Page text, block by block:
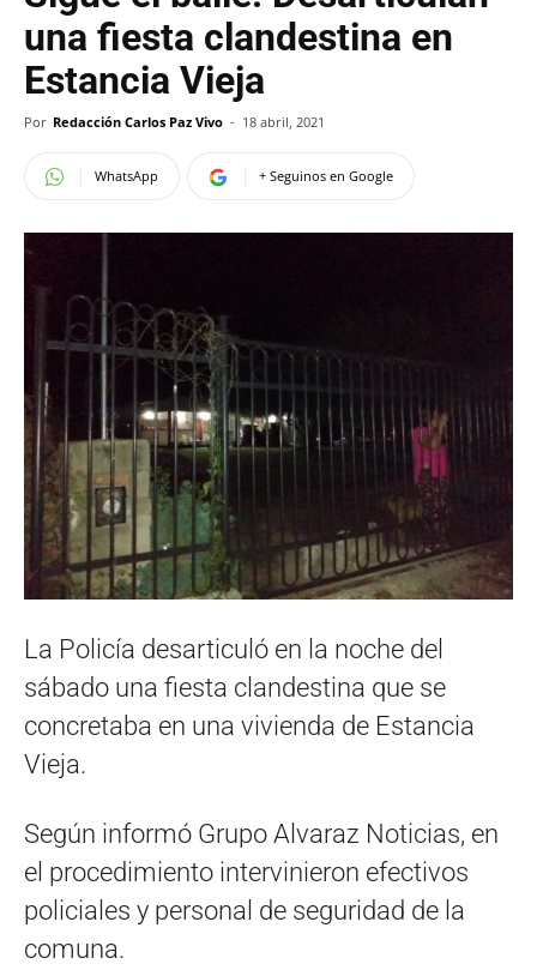
una fiesta clandestina en
Estancia Vieja
Por Redacción Carlos Paz Vivo - 18 abril, 2021
WhatsApp + Seguinos en Google
La Policía desarticuló en la noche del
sábado una fiesta clandestina que se
concretaba en una vivienda de Estancia
Vieja.
Según informó Grupo Alvaraz Noticias, en
el procedimiento intervinieron efectivos
policiales y personal de seguridad de la
comuna.